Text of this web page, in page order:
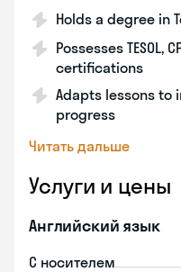
Holds a degree in
Possesses TESOL,
certifications
Adapts lessons to
progress
Читать дальше
Услуги и цены
Английский язык
С носителем